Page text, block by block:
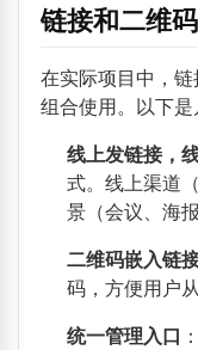
链接和二维
在实际项目中，
组合使用。以下是
线上发链接，
式。线上渠道
景（会议、海
二维码嵌入链
码，方便用户
统一管理入口